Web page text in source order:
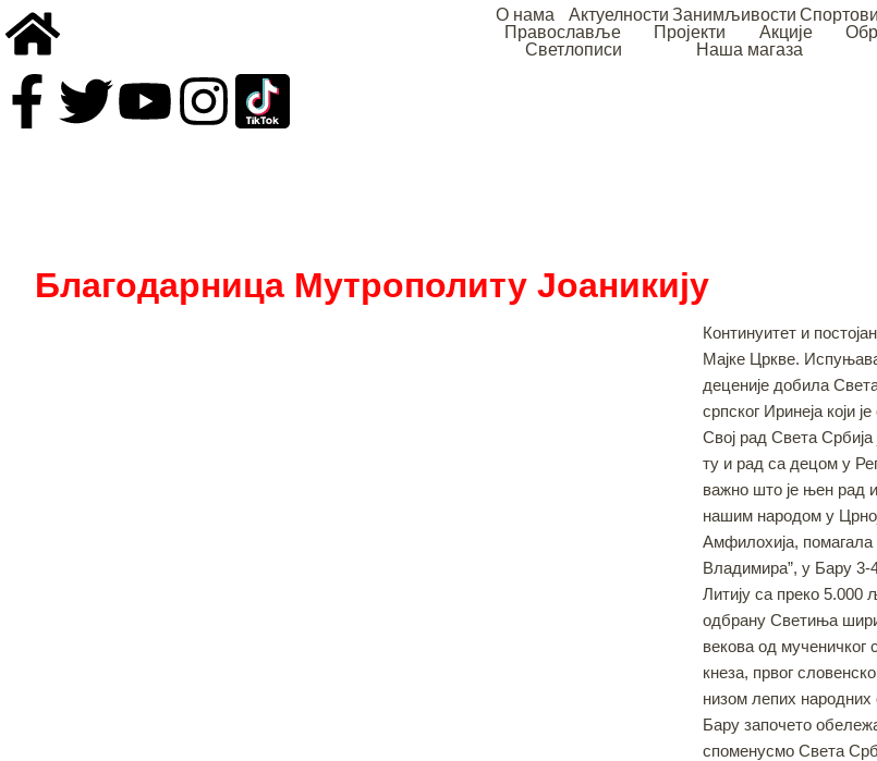
О нама Актуелности Занимљивости
Православље
Пројекти Акције
Светлописи
Наша магаза
Благодарница Мутрополиту Јоаникију
Континуитет и
Мајке Цркве.
деценије добила
српског Иринеја који
Свој рад Света
ту и рад са децом у
важно што је њен рад
нашим народом у
Амфилохија, помагала
Владимира”, у Бару 3-
Литију са преко 5.000
одбрану Светиња
векова од мученичког
кнеза, првог
низом лепих
Бару започето
споменусмо Света